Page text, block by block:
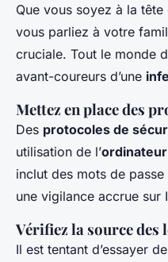
Que vous soyez à la tête
vous parliez à votre
cruciale. Tout le monde
avant-coureurs d’une
Mettez en place des
Des protocoles de
utilisation de l’ordinateur
inclut des mots de
une vigilance accrue sur
Vérifiez la source des
Il est tentant d’essayer